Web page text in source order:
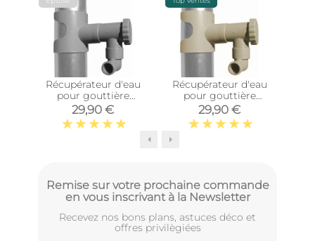
Récupérateur d'eau
pour gouttière
circulaire (Gris)
29,90 €
Récupérateur d'eau
pour gouttière
circulaire (Sable)
29,90 €
Remise sur votre prochaine commande
en vous inscrivant à la Newsletter
Recevez nos bons plans, astuces déco et
offres privilègiées